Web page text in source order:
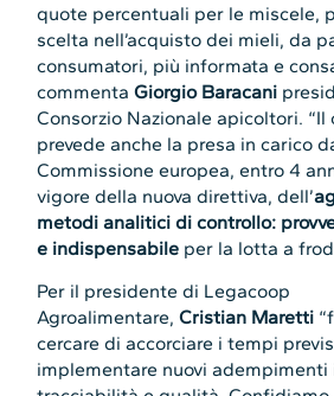
quote percentuali per le miscele,
scelta nell’acquisto dei mieli, da
consumatori, più informata e
commentaGiorgio Baracani
Consorzio Nazionale apicoltori. “Il
prevede anche la presa in carico
Commissione europea, entro 4
vigore della nuova direttiva, dell’
metodi analitici di controllo:
e indispensabile per la lotta a
Per il presidente di Legacoop
Agroalimentare,Cristian Maretti
cercare di accorciare i tempi
implementare nuovi adempimenti